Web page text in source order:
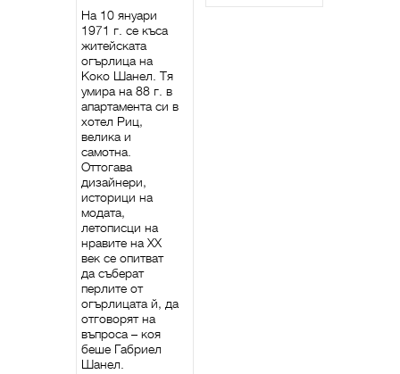
На 10 януари
1971 г. се къса
житейската
огърлица на
Коко Шанел. Тя
умира на 88 г. в
апартамента си в
хотел Риц,
велика и
самотна.
Оттогава
дизайнери,
историци на
модата,
летописци на
нравите на XX
век се опитват
да съберат
перлите от
огърлицата й, да
отговорят на
въпроса – коя
беше Габриел
Шанел.